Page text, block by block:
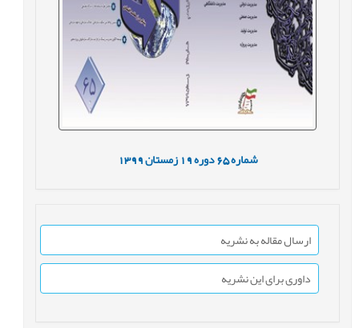
شماره65 دوره19 زمستان1399
ارسال مقاله به نشریه
داوری برای این نشریه